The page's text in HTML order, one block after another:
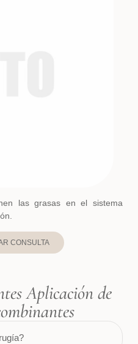
las grasas en el sistema
CONSULTA
Aplicación de